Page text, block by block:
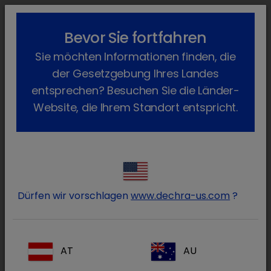
lock_outline search menu
Dechra Academy
LERNEN ON-DEMAND – WANN ES BEI IHNEN PASST
Hilfe: Ich habe mein Passwort vergessen.
Bevor Sie fortfahren
Sie möchten Informationen finden, die
der Gesetzgebung Ihres Landes
entsprechen? Besuchen Sie die Länder-
Website, die Ihrem Standort entspricht.
Dürfen wir vorschlagenwww.dechra-us.com ?
AT AU